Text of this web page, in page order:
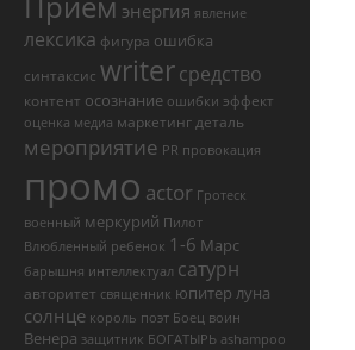
энергия явление
лексика фигура ошибка
синтаксис writerсредство
контент осознание ошибки эффект
оценка медиа маркетингдеталь
мероприятие PR провокация
промо actor Гротеск
военный меркурий Пилот
Влюбленный ребенок 1-6 Марс
барышня интеллектуал сатурн
авторитет священник юпитер луна
солнце король поэт Боец воин
Венера защитник БОГАТЫРЬ ashampoo